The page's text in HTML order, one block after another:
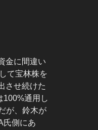
金に間違い
て宝林株を
させ続けた
100%通用し
が、鈴木が
氏側にあ